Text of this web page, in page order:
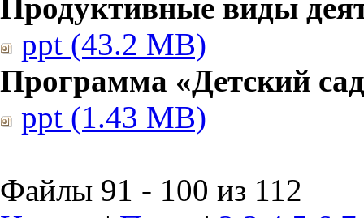
Продуктивные виды
ppt (43.2 MB)
Программа «Детский
ppt (1.43 MB)
Файлы 91 - 100 из 112